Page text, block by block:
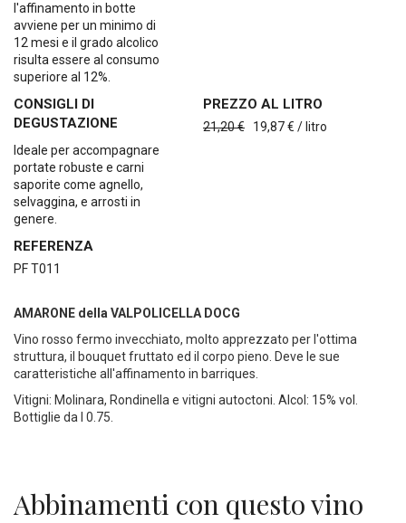
l'affinamento in botte
avviene per un minimo di
12 mesi e il grado alcolico
risulta essere al consumo
superiore al 12%.
CONSIGLI DI
DEGUSTAZIONE
Ideale per accompagnare
portate robuste e carni
saporite come agnello,
selvaggina, e arrosti in
genere.
PREZZO AL LITRO
21,20 € 19,87 € / litro
REFERENZA
PF T011
AMARONE della VALPOLICELLA DOCG
Vino rosso fermo invecchiato, molto apprezzato per l'ottima
struttura, il bouquet fruttato ed il corpo pieno. Deve le sue
caratteristiche all'affinamento in barriques.
Vitigni: Molinara, Rondinella e vitigni autoctoni. Alcol: 15% vol.
Bottiglie da l 0.75.
Abbinamenti con questo vino